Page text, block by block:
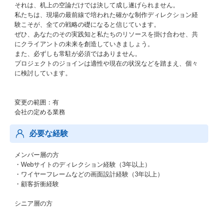
それは、机上の空論だけでは決して成し遂げられません。
私たちは、現場の最前線で培われた確かな制作ディレクション経
験こそが、全ての戦略の礎になると信じています。
ぜひ、あなたのその実践知と私たちのリソースを掛け合わせ、共
にクライアントの未来を創造していきましょう。
また、必ずしも常駐が必須ではありません。
プロジェクトのジョインは適性や現在の状況などを踏まえ、個々
に検討しています。
変更の範囲：有
会社の定める業務
必要な経験
メンバー層の方
・Webサイトのディレクション経験（3年以上）
・ワイヤーフレームなどの画面設計経験（3年以上）
・顧客折衝経験
シニア層の方